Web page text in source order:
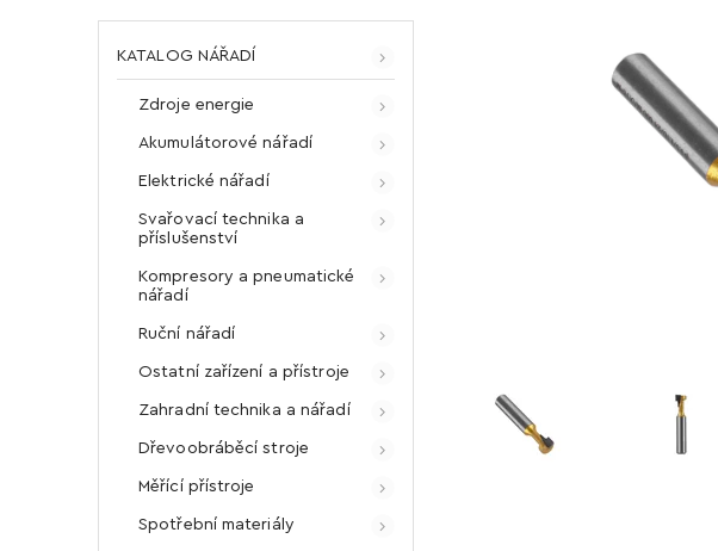
KATALOG NÁŘADÍ
Zdroje energie
Akumulátorové nářadí
Elektrické nářadí
Svařovací technika a
příslušenství
Kompresory a pneumatické
nářadí
Ruční nářadí
Ostatní zařízení a přístroje
Zahradní technika a nářadí
Dřevoobráběcí stroje
Měřící přístroje
Spotřební materiály